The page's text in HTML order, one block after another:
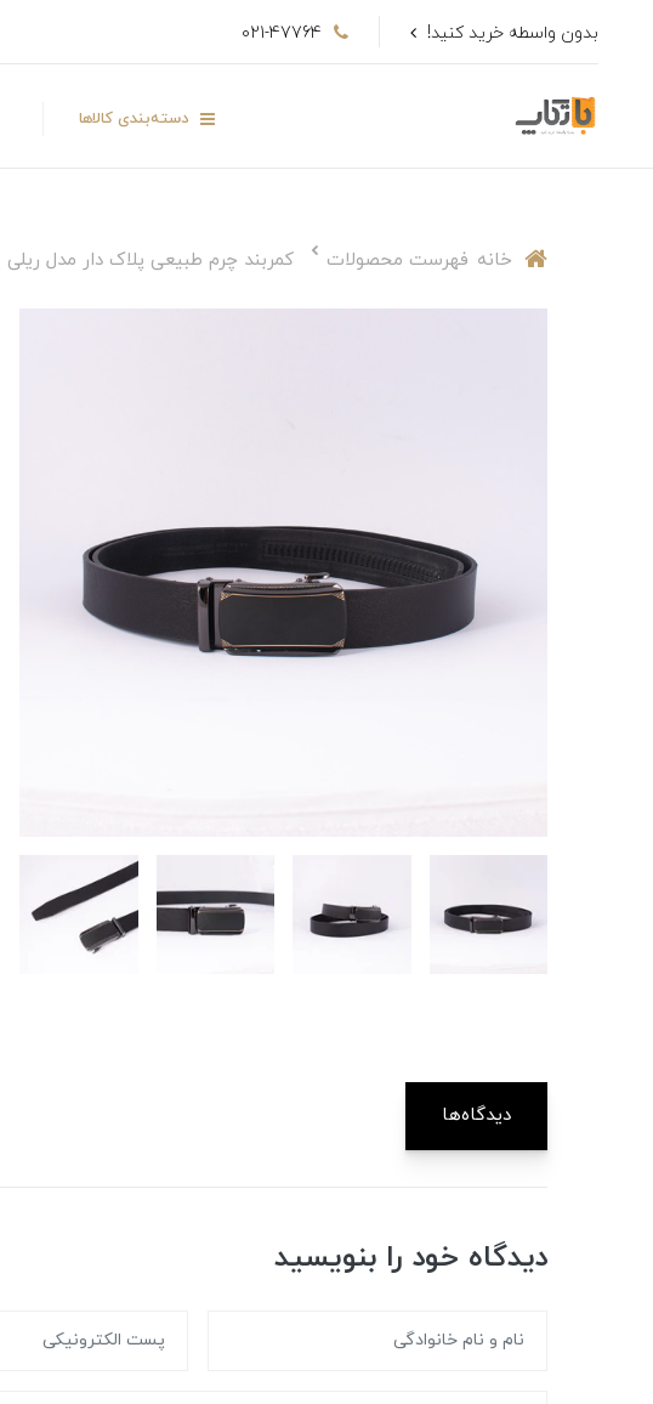
بدون واسطه خرید کنید! 021-47764
دسته‌بندی کالاها
خانه فهرست محصولات کمربند چرم طبیعی پلاک دار مدل ریلی
دیدگاه‌ها
دیدگاه خود را بنویسید